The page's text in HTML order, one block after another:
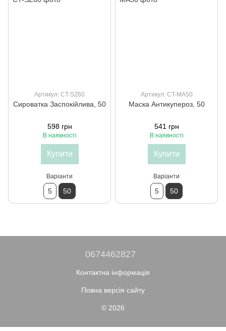
Артикул: CT-SZ60
Сироватка Заспокійлива, 50
598 грн
В наявності
Купити
Варіанти
5 50
Артикул: CT-MA50
Маска Антикупероз, 50
541 грн
В наявності
Купити
Варіанти
5 50
0674462827
Контактна інформація
Повна версія сайту
© 2026